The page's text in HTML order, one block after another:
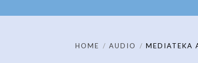
HOME AUDIO MEDIATEKA